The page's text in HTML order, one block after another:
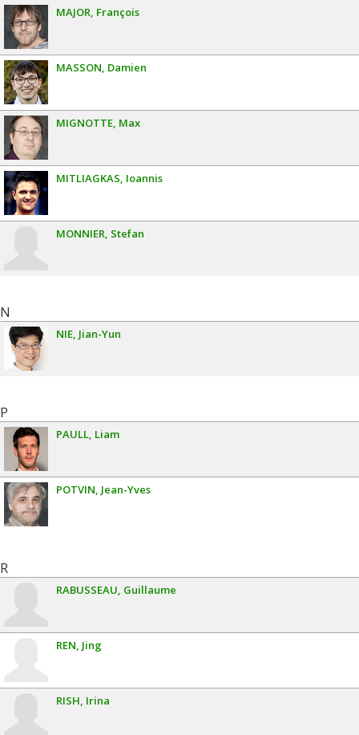
MAJOR François
MASSON Damien
MIGNOTTE Max
MITLIAGKAS Ioannis
MONNIER Stefan
N
NIE Jian-Yun
P
PAULL Liam
POTVIN Jean-Yves
R
RABUSSEAU Guillaume
REN Jing
RISH Irina